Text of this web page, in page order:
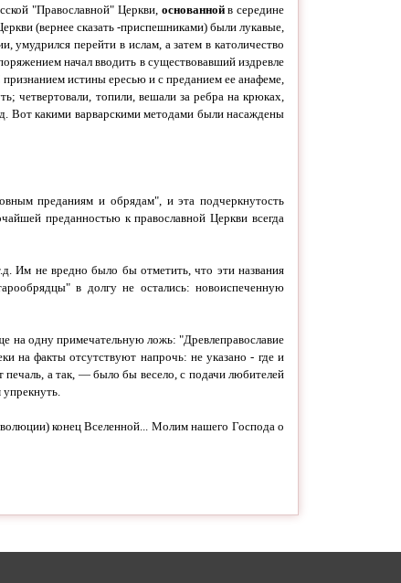
"Православной" Церкви, основанной в середине
(вернее сказать -приспешниками) были лукавые,
перейти в ислам, а затем в католичество
начал вводить в существовавший издревле
истины ересью и с преданием ее анафеме,
четвертовали, топили, вешали за ребра на крюках,
Вот какими варварскими методами были насаждены
преданиям и обрядам", и эта подчеркнутость
преданностью к православной Церкви всегда
Им не вредно было бы отметить, что эти названия
в долгу не остались: новоиспеченную
на одну примечательную ложь: "Древлеправославие
на факты отсутствуют напрочь: не указано - где и
печаль, а так, — было бы весело, с подачи любителей
конец Вселенной... Молим нашего Господа о